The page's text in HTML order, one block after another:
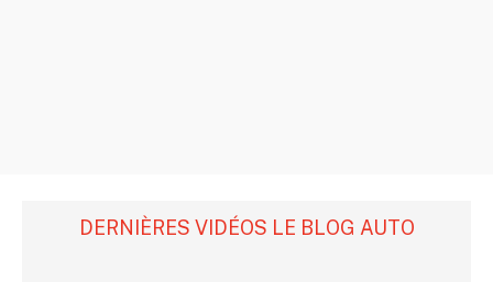
DERNIÈRES VIDÉOS LE BLOG AUTO